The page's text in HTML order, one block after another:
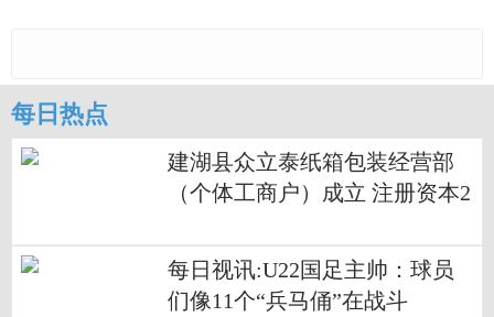
每日热点
建湖县众立泰纸箱包装经营部
（个体工商户）成立 注册资本2
每日视讯:U22国足主帅：球员
们像11个“兵马俑”在战斗